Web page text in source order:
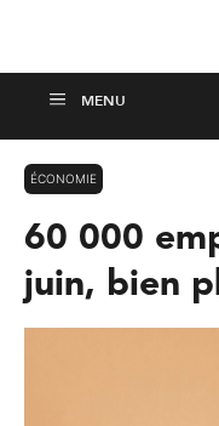
ÉCONOMIE
60 000
juin, bien